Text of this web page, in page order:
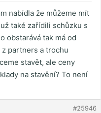
nabídla že můžeme mít
také zařídili schůzku s
obstarává tak má od
partners a trochu
stavět, ale ceny
na stavění? To není
#25946